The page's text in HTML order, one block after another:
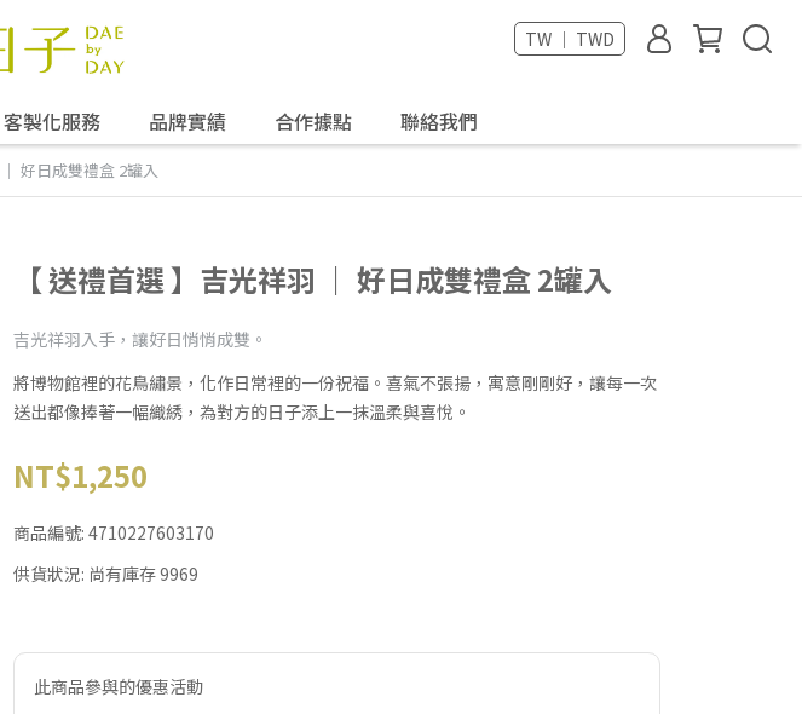
TW ｜ TWD
客製化服務 品牌實績 合作據點 聯絡我們
好日成雙禮盒 2罐入
【 送禮首選 】吉光祥羽 ｜ 好日成雙禮盒 2罐入
吉光祥羽入手，讓好日悄悄成雙。
將博物館裡的花鳥繡景，化作日常裡的一份祝福。喜氣不張揚，寓意剛剛好，讓每一次
送出都像捧著一幅織綉，為對方的日子添上一抹溫柔與喜悅。
NT$1,250
商品編號: 4710227603170
供貨狀況: 尚有庫存 9969
此商品參與的優惠活動